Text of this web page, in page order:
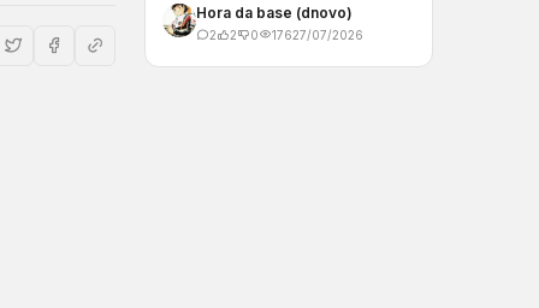
Hora da base (dnovo)
2 2 0 17627/07/2026